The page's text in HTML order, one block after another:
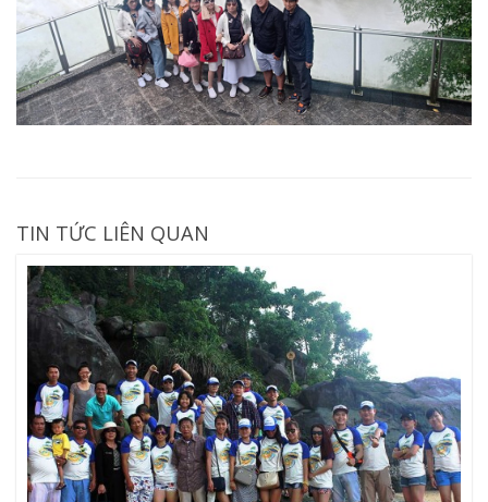
TIN TỨC LIÊN QUAN